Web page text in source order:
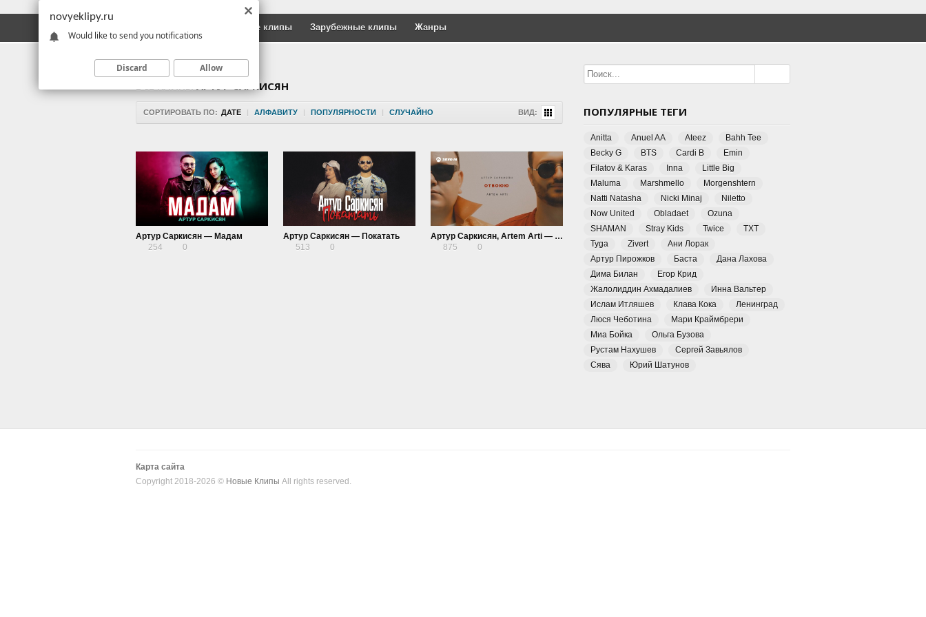
Русские клипы Зарубежные клипы Жанры
ВСЕ КЛИПЫ АРТУР САРКИСЯН
СОРТИРОВАТЬ ПО: ДАТЕ | АЛФАВИТУ | ПОПУЛЯРНОСТИ | СЛУЧАЙНО ВИД:
Артур Саркисян — Мадам
254
0
Артур Саркисян — Покатать
513
0
Артур Саркисян, Artem Arti — Отвоюю
875
0
ПОПУЛЯРНЫЕ ТЕГИ
Anitta Anuel AA Ateez
Bahh Tee
Becky G
BTS Cardi B
Emin
Filatov & Karas
Inna
Little Big
Maluma
Marshmello
Morgenshtern
Natti Natasha
Nicki Minaj
Niletto
Now United
Obladaet
Ozuna
SHAMAN
Stray Kids Twice
TXT
Tyga
Zivert
Ани Лорак
Артур Пирожков
Баста
Дана Лахова
Дима Билан
Егор Крид
Жалолиддин Ахмадалиев
Инна Вальтер
Ислам Итляшев
Клава Кока
Ленинград
Люся Чеботина
Мари Краймбрери
Миа Бойка
Ольга Бузова
Рустам Нахушев
Сергей Завьялов
Сява
Юрий Шатунов
Карта сайта
Copyright 2018-2026 © Новые Клипы All rights reserved.
novyeklipy.ru
Would like to send you notifications
Discard Allow